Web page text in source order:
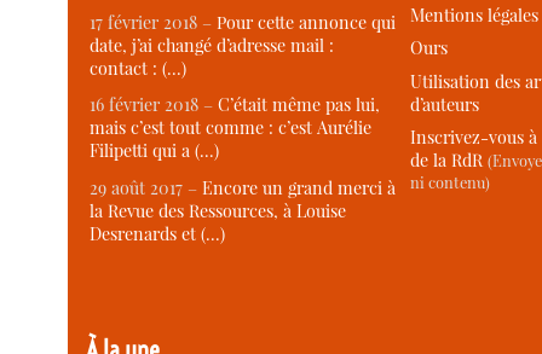
17 février 2018 –Pour cette annonce qui
date, j’ai changé d’adresse mail :
contact : (…)
16 février 2018 –C’était même pas lui,
mais c’est tout comme : c’est Aurélie
Filipetti qui a (…)
29 août 2017 –Encore un grand merci à
la Revue des Ressources, à Louise
Desrenards et (…)
Mentions légales
Ours
Utilisation des
d’auteurs
Inscrivez-vous
de la RdR
ni contenu)